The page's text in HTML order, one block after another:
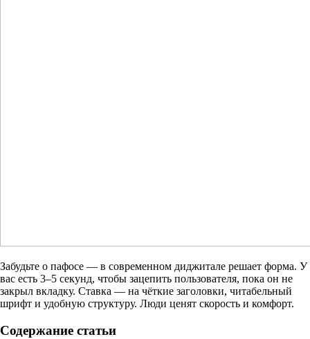
Забудьте о пафосе — в современном диджитале решает форма. У
вас есть 3–5 секунд, чтобы зацепить пользователя, пока он не
закрыл вкладку. Ставка — на чёткие заголовки, читабельный
шрифт и удобную структуру. Люди ценят скорость и комфорт.
Содержание статьи